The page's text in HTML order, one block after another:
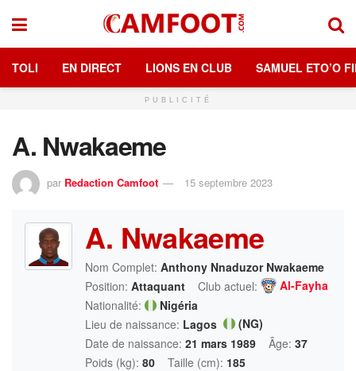
TOLI EN DIRECT LIONS EN CLUB SAMUEL ETO’O
PUBLICITÉ
A. Nwakaeme
par Redaction Camfoot 15 septembre 2023
A. Nwakaeme
Nom Complet: Anthony Nnaduzor Nwakaeme
Position: Attaquant Club actuel:
Al-Fayha
Nationalité:
Nigéria
Lieu de naissance: Lagos
(NG)
Date de naissance: 21 mars 1989 Âge: 37
Poids (kg): 80 Taille (cm): 185